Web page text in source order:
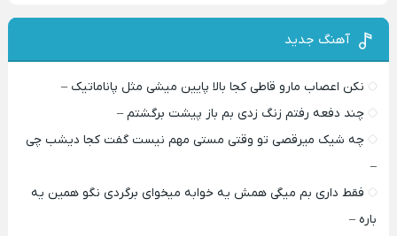
آهنگ جدید
نکن اعصاب مارو قاطی کجا بالا پایین میشی مثل پاناماتیک –
چند دفعه رفتم زنگ زدی بم باز پیشت برگشتم –
چه شیک میرقصی تو وقتی مستی مهم نیست گفت کجا دیشب چی
–
فقط داری بم میگی همش یه خوابه میخوای برگردی نگو همین یه
باره –